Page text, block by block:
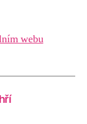
webu